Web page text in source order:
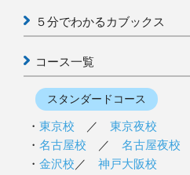
５分でわかるカブックス
コース一覧
スタンダードコース
東京校 ／ 東京夜校
名古屋校 ／ 名古屋夜校
金沢校 ／ 神戸大阪校